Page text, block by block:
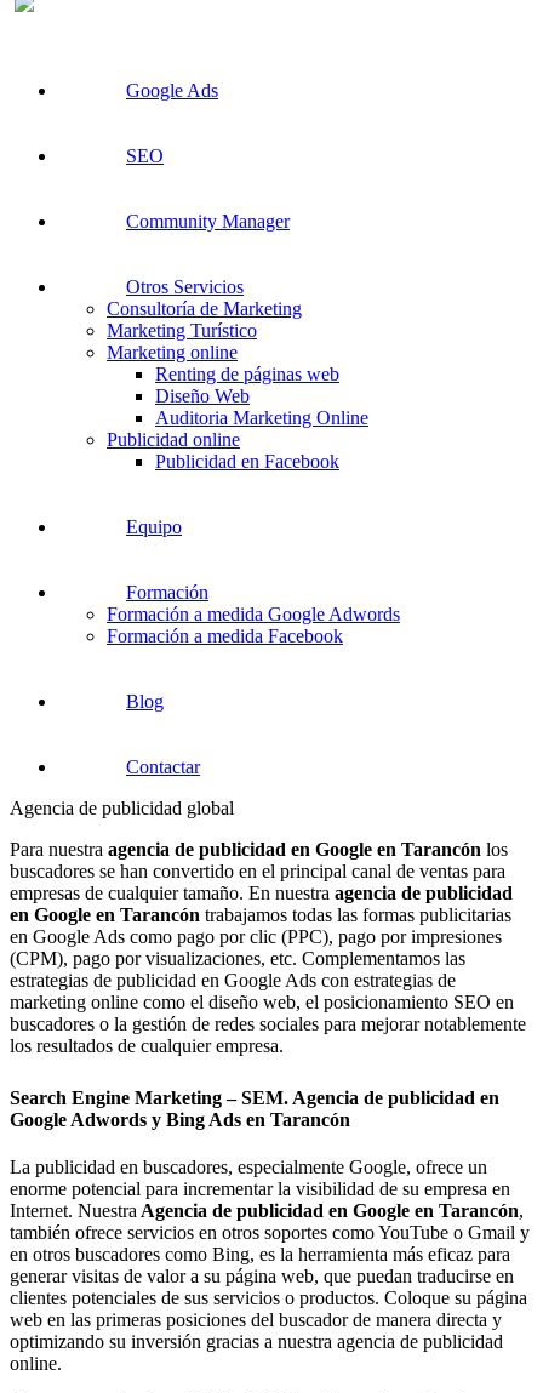
Google Ads
SEO
Community Manager
Otros Servicios
Consultoría de Marketing
Marketing Turístico
Marketing online
Renting de páginas web
Diseño Web
Auditoria Marketing Online
Publicidad online
Publicidad en Facebook
Equipo
Formación
Formación a medida Google Adwords
Formación a medida Facebook
Blog
Contactar
Agencia de publicidad global
Para nuestra agencia de publicidad en Google en Tarancón los
buscadores se han convertido en el principal canal de ventas para
empresas de cualquier tamaño. En nuestra agencia de publicidad
en Google en Tarancón trabajamos todas las formas publicitarias
en Google Ads como pago por clic (PPC), pago por impresiones
(CPM), pago por visualizaciones, etc. Complementamos las
estrategias de publicidad en Google Ads con estrategias de
marketing online como el diseño web, el posicionamiento SEO en
buscadores o la gestión de redes sociales para mejorar notablemente
los resultados de cualquier empresa.
Search Engine Marketing – SEM. Agencia de publicidad en
Google Adwords y Bing Ads en Tarancón
La publicidad en buscadores, especialmente Google, ofrece un
enorme potencial para incrementar la visibilidad de su empresa en
Internet. Nuestra Agencia de publicidad en Google en Tarancón,
también ofrece servicios en otros soportes como YouTube o Gmail y
en otros buscadores como Bing, es la herramienta más eficaz para
generar visitas de valor a su página web, que puedan traducirse en
clientes potenciales de sus servicios o productos. Coloque su página
web en las primeras posiciones del buscador de manera directa y
optimizando su inversión gracias a nuestra agencia de publicidad
online.